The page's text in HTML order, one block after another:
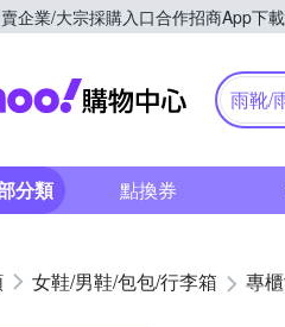
企業/大宗採購入口合作招商App下載
Yahoo購
雨靴/
分類 點換券
女鞋/男鞋/包包/行李箱 專